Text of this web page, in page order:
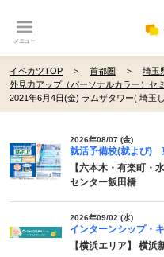
メニュー
イベカツTOP 首都圏 埼玉
外見力アップ（パーソナルカラー）セ
2021年6月4日(金) ラムザタワー( 埼玉
2026年08/07 (金)
就活予備校(就よび)
【六本木・有楽町・
センター飯田橋
2026年09/02 (水)
インターンシップ・
【横浜エリア】 横